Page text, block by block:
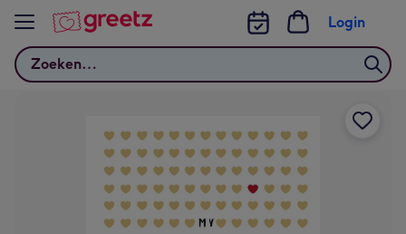
Bekijk meer
Zoeken
Login